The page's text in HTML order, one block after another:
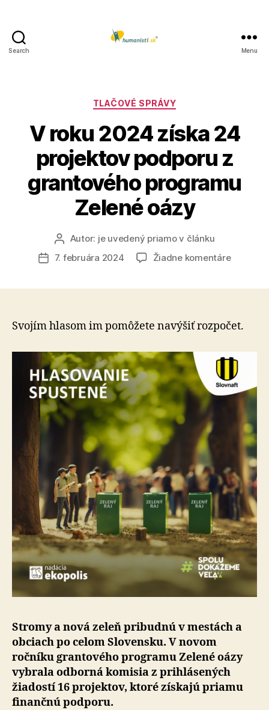
Search Menu
Kategórie
TLAČOVÉ SPRÁVY
V roku 2024 získa 24
projektov podporu z
grantového programu
Zelené oázy
Autor
článku
Autor: je uvedený priamo v článku
Dátum
7. februára 2024 Žiadne komentárena
24
podporu
z
oázy
Svojím hlasom im pomôžete navýšiť rozpočet.
Stromy a nová zeleň pribudnú v mestách a
obciach po celom Slovensku. V novom
ročníku grantového programu Zelené oázy
vybrala odborná komisia z prihlásených
žiadostí 16 projektov, ktoré získajú priamu
finančnú podporu.